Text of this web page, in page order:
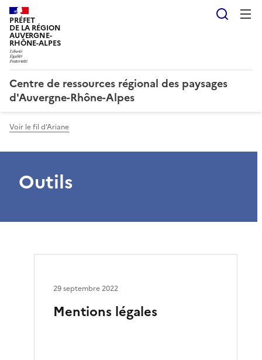
PRÉFET
DE LA RÉGION
AUVERGNE-
RHÔNE-ALPES
Centre de ressources régional des paysages
d'Auvergne-Rhône-Alpes
Voir le fil d'Ariane
Outils
Mentions légales
29 septembre 2022